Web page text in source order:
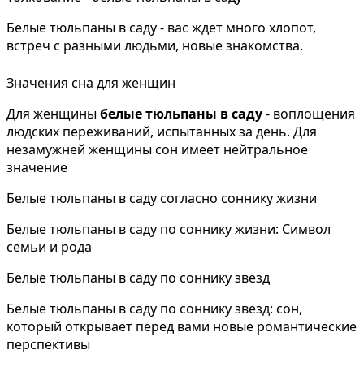
Белые тюльпаны в саду - вас ждет много хлопот,
встреч с разными людьми, новые знакомства.
Значения сна для женщин
Для женщиныбелые тюльпаны в саду- воплощения
людских переживаний, испытанных за день. Для
незамужней женщины сон имеет нейтральное
значение
Белые тюльпаны в саду согласно соннику жизни
Белые тюльпаны в саду по соннику жизни: Символ
семьи и рода
Белые тюльпаны в саду по соннику звезд
Белые тюльпаны в саду по соннику звезд: сон,
который открывает перед вами новые романтические
перспективы